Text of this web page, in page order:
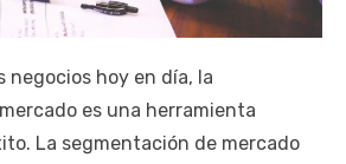
negocios hoy en día, la
es una herramienta
La segmentación de mercado